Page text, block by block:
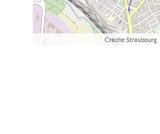
Crèche Strasbourg